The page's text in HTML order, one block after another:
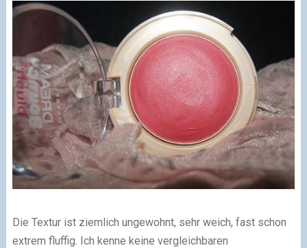
Die Textur ist ziemlich ungewohnt, sehr weich, fast schon
extrem fluffig. Ich kenne keine vergleichbaren